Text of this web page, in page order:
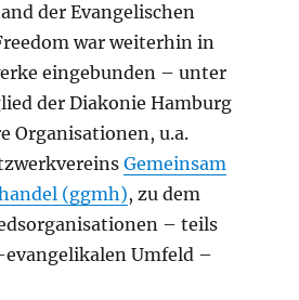
der Evangelischen
war weiterhin in
eingebunden – unter
der Diakonie Hamburg
Organisationen, u.a.
Gemeinsam
(ggmh), zu dem
– teils
evangelikalen Umfeld –